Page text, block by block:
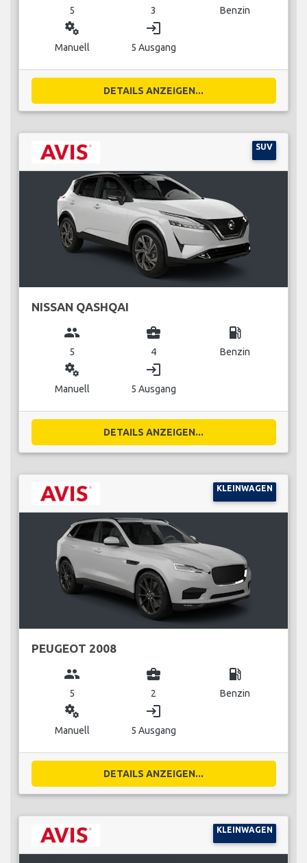
5 3 Benzin
miscellaneous_services
Manuell
login
5 Ausgang
DETAILS ANZEIGEN...
SUV
NISSAN QASHQAI
group
5
business_center
4
local_gas_station
Benzin
miscellaneous_services
Manuell
login
5 Ausgang
DETAILS ANZEIGEN...
KLEINWAGEN
PEUGEOT 2008
group
5
business_center
2
local_gas_station
Benzin
miscellaneous_services
Manuell
login
5 Ausgang
DETAILS ANZEIGEN...
KLEINWAGEN